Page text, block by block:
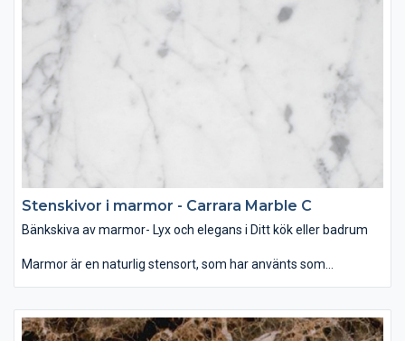
Stenskivor i marmor - Carrara Marble C
Bänkskiva av marmor- Lyx och elegans i Ditt kök eller badrum
Marmor är en naturlig stensort, som har använts som
samband med rätt belysning ger ett mjukt och lyxigt intryck.
Som dekoration kan man använda marmor som